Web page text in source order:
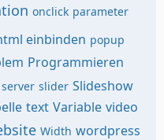
onclick parameter
einbinden popup
Programmieren
server slider Slideshow
text Variable video
Width wordpress